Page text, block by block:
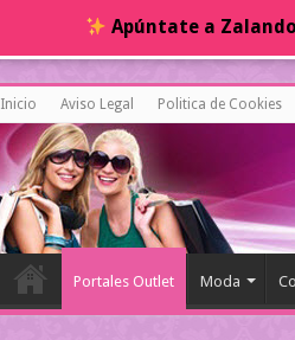
Inicio Aviso Legal Politica de Cookies
Portales Outlet Moda
Apúntate a